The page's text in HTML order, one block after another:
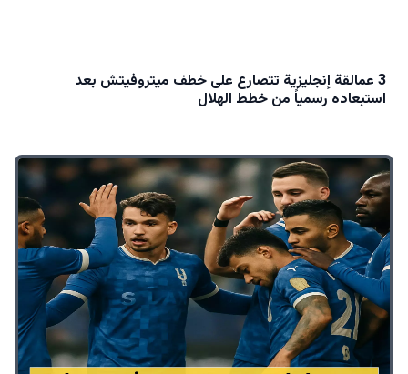
3 عمالقة إنجليزية تتصارع على خطف ميتروفيتش بعد
استبعاده رسمياً من خطط الهلال